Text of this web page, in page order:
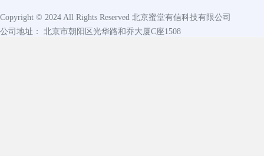
Copyright © 2024 All Rights Reserved 北京蜜堂有信科技有限公司
公司地址： 北京市朝阳区光华路和乔大厦C座1508